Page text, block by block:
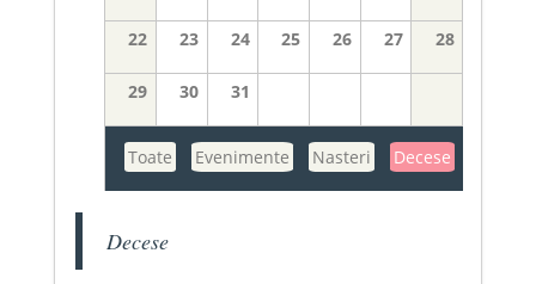
22 23 24 25 26 27 28
29 30 31
Toate Evenimente Nasteri Decese
Decese